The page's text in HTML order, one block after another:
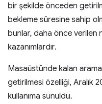
bir şekilde önceden
bekleme süresine sahip
bunlar, daha önce verilen
kazanımlardır.
Masaüstünde kalan
getirilmesi özelliği, Aralık
kullanıma sunuldu.